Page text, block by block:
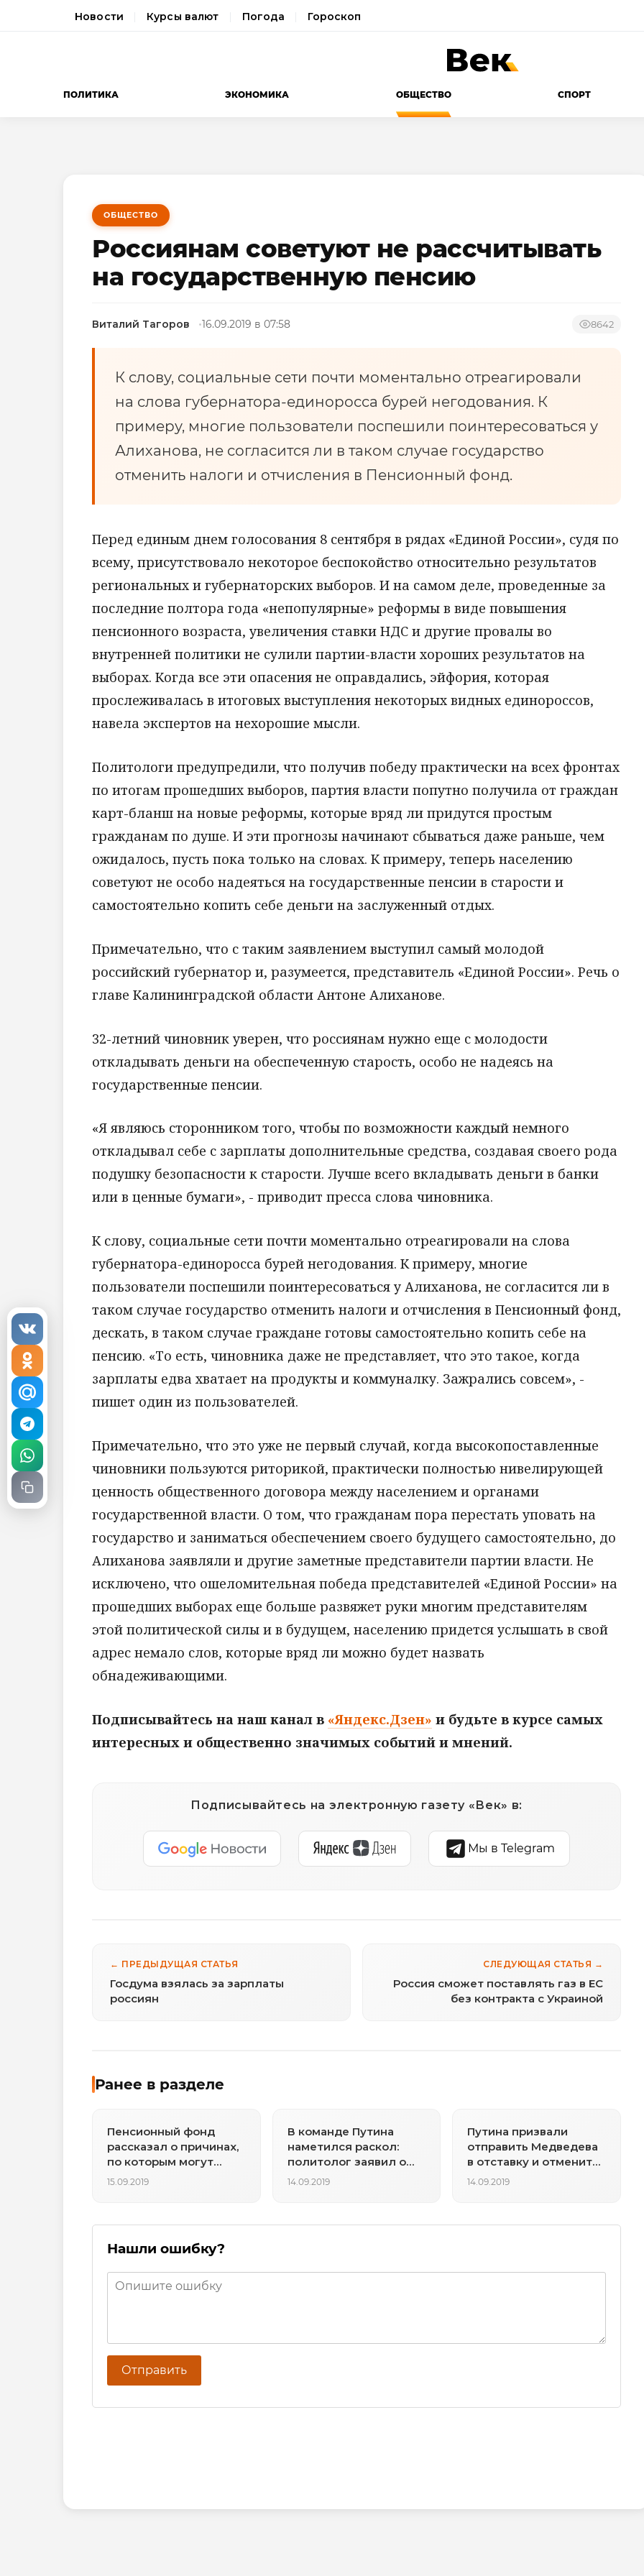
Новости Курсы валют Погода Гороскоп
ПОЛИТИКА ЭКОНОМИКА ОБЩЕСТВО СПОРТ
ОБЩЕСТВО
Россиянам советуют не рассчитывать
на государственную пенсию
Виталий Тагоров 16.09.2019 в 07:58 8642
К слову, социальные сети почти моментально отреагировали
на слова губернатора-единоросса бурей негодования. К
примеру, многие пользователи поспешили поинтересоваться у
Алиханова, не согласится ли в таком случае государство
отменить налоги и отчисления в Пенсионный фонд.
Перед единым днем голосования 8 сентября в рядах «Единой России», судя по
всему, присутствовало некоторое беспокойство относительно результатов
региональных и губернаторских выборов. И на самом деле, проведенные за
последние полтора года «непопулярные» реформы в виде повышения
пенсионного возраста, увеличения ставки НДС и другие провалы во
внутренней политики не сулили партии-власти хороших результатов на
выборах. Когда все эти опасения не оправдались, эйфория, которая
прослеживалась в итоговых выступления некоторых видных единороссов,
навела экспертов на нехорошие мысли.
Политологи предупредили, что получив победу практически на всех фронтах
по итогам прошедших выборов, партия власти попутно получила от граждан
карт-бланш на новые реформы, которые вряд ли придутся простым
гражданам по душе. И эти прогнозы начинают сбываться даже раньше, чем
ожидалось, пусть пока только на словах. К примеру, теперь населению
советуют не особо надеяться на государственные пенсии в старости и
самостоятельно копить себе деньги на заслуженный отдых.
Примечательно, что с таким заявлением выступил самый молодой
российский губернатор и, разумеется, представитель «Единой России». Речь о
главе Калининградской области Антоне Алиханове.
32-летний чиновник уверен, что россиянам нужно еще с молодости
откладывать деньги на обеспеченную старость, особо не надеясь на
государственные пенсии.
«Я являюсь сторонником того, чтобы по возможности каждый немного
откладывал себе с зарплаты дополнительные средства, создавая своего рода
подушку безопасности к старости. Лучше всего вкладывать деньги в банки
или в ценные бумаги», - приводит пресса слова чиновника.
К слову, социальные сети почти моментально отреагировали на слова
губернатора-единоросса бурей негодования. К примеру, многие
пользователи поспешили поинтересоваться у Алиханова, не согласится ли в
таком случае государство отменить налоги и отчисления в Пенсионный фонд,
дескать, в таком случае граждане готовы самостоятельно копить себе на
пенсию. «То есть, чиновника даже не представляет, что это такое, когда
зарплаты едва хватает на продукты и коммуналку. Зажрались совсем», -
пишет один из пользователей.
Примечательно, что это уже не первый случай, когда высокопоставленные
чиновники пользуются риторикой, практически полностью нивелирующей
ценность общественного договора между населением и органами
государственной власти. О том, что гражданам пора перестать уповать на
государство и заниматься обеспечением своего будущего самостоятельно, до
Алиханова заявляли и другие заметные представители партии власти. Не
исключено, что ошеломительная победа представителей «Единой России» на
прошедших выборах еще больше развяжет руки многим представителям
этой политической силы и в будущем, населению придется услышать в свой
адрес немало слов, которые вряд ли можно будет назвать
обнадеживающими.
Подписывайтесь на наш канал в «Яндекс.Дзен» и будьте в курсе самых
интересных и общественно значимых событий и мнений.
Подписывайтесь на электронную газету «Век» в:
Мы в Telegram
← ПРЕДЫДУЩАЯ СТАТЬЯ
Госдума взялась за зарплаты
россиян
СЛЕДУЮЩАЯ СТАТЬЯ →
Россия сможет поставлять газ в ЕС
без контракта с Украиной
Ранее в разделе
Пенсионный фонд
рассказал о причинах,
по которым могут
уменьшить пенсии
15.09.2019
В команде Путина
наметился раскол:
политолог заявил о
хаосе в российской
14.09.2019
Путина призвали
отправить Медведева
в отставку и отменить
пенсионную реформу
14.09.2019
Нашли ошибку?
Отправить